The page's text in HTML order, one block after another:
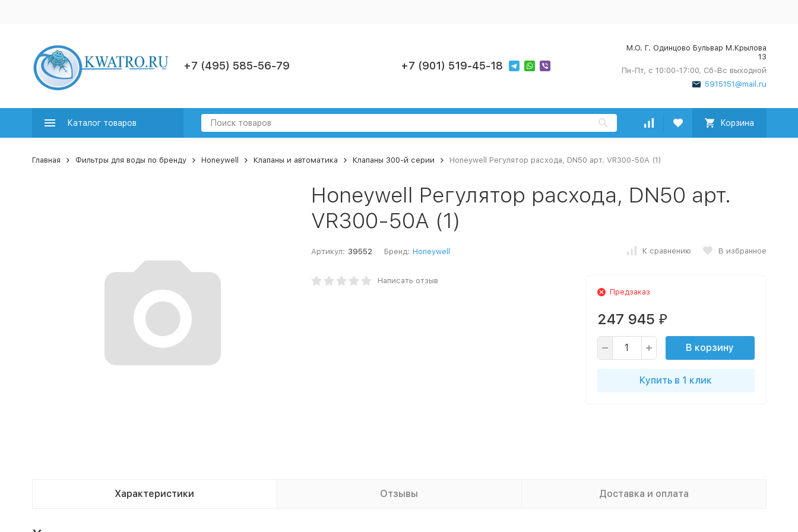
+7 (495) 585-56-79 +7 (901) 519-45-18
М.О. Г. Одинцово Бульвар М.Крылова
13
Пн-Пт, с 10:00-17:00, Сб-Вс выходной
5915151@mail.ru
Каталог товаров Корзина
Главная Фильтры для воды по бренду Honeywell Клапаны и автоматика Клапаны 300-й серии Honeywell Регулятор расхода, DN50 арт. VR300-50A (1)
Honeywell Регулятор расхода, DN50 арт.
VR300-50A (1)
Артикул: 39552 Бренд: Honeywell К сравнению В избранное
Написать отзыв
Предзаказ
247 945 ₽
В корзину
Купить в 1 клик
Характеристики Отзывы Доставка и оплата